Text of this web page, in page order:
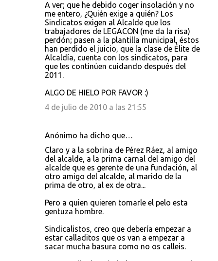
A ver; que he debido coger insolación y no
me entero, ¿Quién exige a quién? Los
Sindicatos exigen al Alcalde que los
trabajadores de LEGACON (me da la risa)
perdón; pasen a la plantilla municipal, éstos
han perdido el juicio, que la clase de Élite de
Alcaldía, cuenta con los sindicatos, para
que les continúen cuidando después del
2011.
ALGO DE HIELO POR FAVOR :)
4 de julio de 2010 a las 21:55
Anónimo ha dicho que…
Claro y a la sobrina de Pérez Ráez, al amigo
del alcalde, a la prima carnal del amigo del
alcalde que es gerente de una fundación, al
otro amigo del alcalde, al marido de la
prima de otro, al ex de otra...
Pero a quien quieren tomarle el pelo esta
gentuza hombre.
Sindicalistos, creo que debería empezar a
estar calladitos que os van a empezar a
sacar mucha basura como no os calleis.